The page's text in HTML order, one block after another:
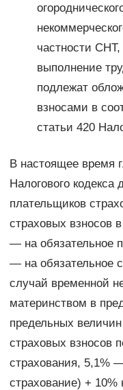
частности СНТ,
выполнение
подлежат
взносами в
статьи 420
В настоящее время
Налогового кодекса
плательщиков
страховых взносов
— на обязательное
— на обязательное
случай временной
материнством в
предельных
страховых взносов
страхования, 5,1%
страхование) + 10%